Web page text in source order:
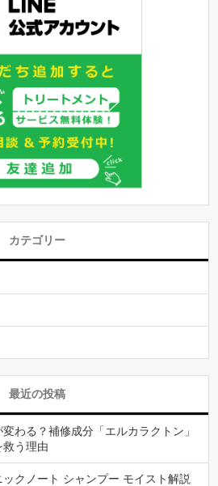
カテゴリー
最近の投稿
わる？補修成分「エルカラクトン」
う理由
ックノート シャンプー モイスト解説